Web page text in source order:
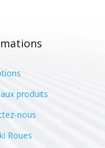
produits
nous
Roues